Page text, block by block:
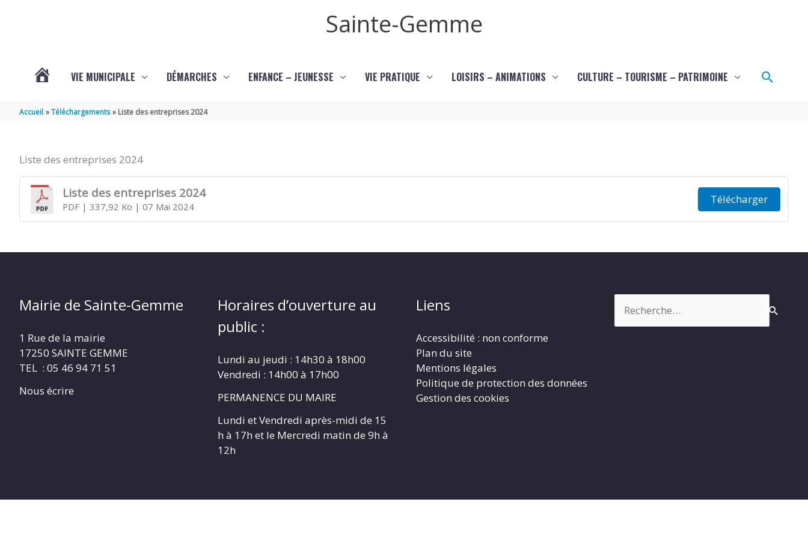
Sainte-Gemme
GEMME
VIE MUNICIPALE DÉMARCHES ENFANCE – JEUNESSE VIE PRATIQUE LOISIRS – ANIMATIONS CULTURE – TOURISME – PATRIMOINE
Accueil Téléchargements Liste des entreprises 2024
Liste des entreprises 2024
Liste des entreprises 2024
PDF| 337,92 Ko | 07 Mai 2024
Télécharger
Mairie de Sainte-Gemme
1 Rue de la mairie
17250 SAINTE GEMME
TEL : 05 46 94 71 51
Nous écrire
Horaires d’ouverture au
public :
Lundi au jeudi : 14h30 à 18h00
Vendredi : 14h00 à 17h00
PERMANENCE DU MAIRE
Lundi et Vendredi après-midi de 15
h à 17h et le Mercredi matin de 9h à
12h
Liens
Accessibilité : non conforme
Plan du site
Mentions légales
Politique de protection des données
Gestion des cookies